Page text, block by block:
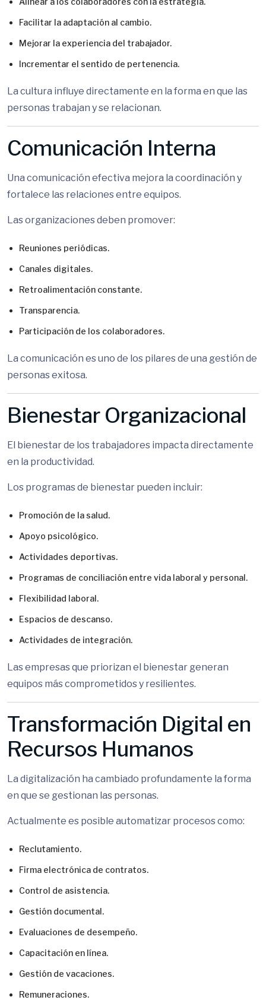
Facilitar la adaptación al cambio.
Mejorar la experiencia del trabajador.
Incrementar el sentido de pertenencia.
La cultura influye directamente en la forma en que las
personas trabajan y se relacionan.
Comunicación Interna
Una comunicación efectiva mejora la coordinación y
fortalece las relaciones entre equipos.
Las organizaciones deben promover:
Reuniones periódicas.
Canales digitales.
Retroalimentación constante.
Transparencia.
Participación de los colaboradores.
La comunicación es uno de los pilares de una gestión de
personas exitosa.
Bienestar Organizacional
El bienestar de los trabajadores impacta directamente
en la productividad.
Los programas de bienestar pueden incluir:
Promoción de la salud.
Apoyo psicológico.
Actividades deportivas.
Programas de conciliación entre vida laboral y personal.
Flexibilidad laboral.
Espacios de descanso.
Actividades de integración.
Las empresas que priorizan el bienestar generan
equipos más comprometidos y resilientes.
Transformación Digital en
Recursos Humanos
La digitalización ha cambiado profundamente la forma
en que se gestionan las personas.
Actualmente es posible automatizar procesos como:
Reclutamiento.
Firma electrónica de contratos.
Control de asistencia.
Gestión documental.
Evaluaciones de desempeño.
Capacitación en línea.
Gestión de vacaciones.
Remuneraciones.